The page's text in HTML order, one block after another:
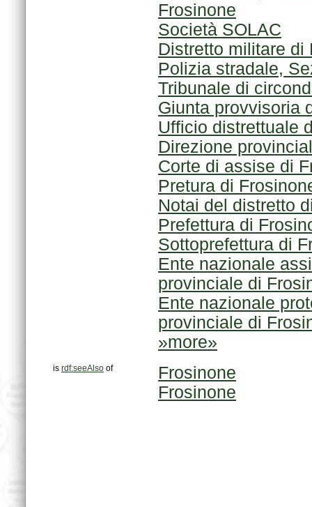
Frosinone
Società SOLAC
Distretto militare di
Polizia stradale,
Tribunale di
Giunta provvisoria
Ufficio distrettuale
Direzione
Corte di assise di
Pretura di
Notai del distretto
Prefettura di
Sottoprefettura di
provinciale di
provinciale di
»more»
is rdf:seeAlso of
Frosinone
Frosinone